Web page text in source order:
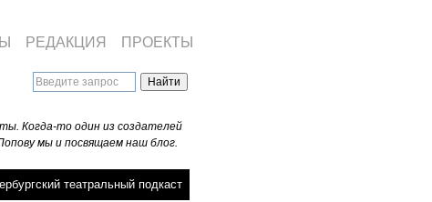
Когда-то один из создателей
мы и посвящаем наш блог.
театральный подкаст
РЕДАКЦИЯ ПРОЕКТЫ